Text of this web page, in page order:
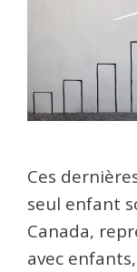
Ces
seul enfant
Canada,
avec